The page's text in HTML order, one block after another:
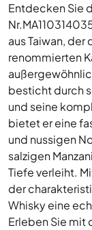
Entdecken Sie
aus Taiwan,
renommierten
besticht durch
und seine
bietet er eine
und nussigen
salzigen
Tiefe verleiht.
der
Whisky eine
Erleben Sie mit